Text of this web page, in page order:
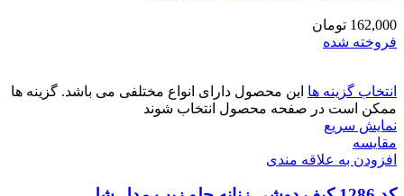
162,000 تومان
فروخته شده
انتخاب گزینه ها این محصول دارای انواع مختلفی می باشد. گزینه ها
ممکن است در صفحه محصول انتخاب شوند
نمایش سریع
مقايسه
افزودن به علاقه مندی